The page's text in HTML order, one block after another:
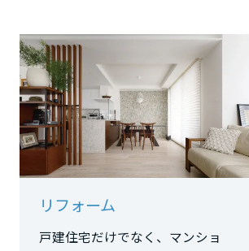
リフォーム
戸建住宅だけでなく、マンショ
福井県
山梨県
長野県
東海エリア